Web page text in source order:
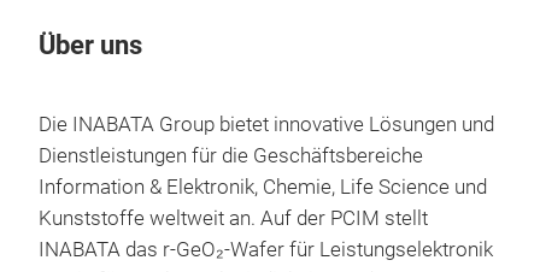
Über uns
Die INABATA Group bietet innovative Lösungen und
Dienstleistungen für die Geschäftsbereiche
Information & Elektronik, Chemie, Life Science und
Kunststoffe weltweit an. Auf der PCIM stellt
INABATA das r-GeO₂-Wafer für Leistungselektronik